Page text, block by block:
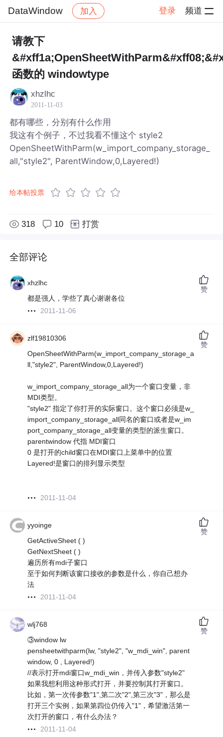
DataWindow 加入 登录 频道
社区 DataWindow
请教下
函数的 windowtype
xhzlhc
2011-11-03
都有哪些，分别有什么作用
我这有个例子，不过我看不懂这个 style2
OpenSheetWithParm(w_import_company_storage_
all,"style2", ParentWindow,0,Layered!)
给本帖投票
318 10 打赏
全部评论
xhzlhc
都是强人，学些了真心谢谢各位
2011-11-06
赞
zlf19810306
OpenSheetWithParm(w_import_company_storage_a
ll,"style2", ParentWindow,0,Layered!)
w_import_company_storage_all为一个窗口变量，非
MDI类型。
"style2" 指定了你打开的实际窗口。这个窗口必须是w_
import_company_storage_all同名的窗口或者是w_im
port_company_storage_all变量的类型的派生窗口。
parentwindow 代指 MDI窗口
0 是打开的child窗口在MDI窗口上菜单中的位置
Layered!是窗口的排列显示类型
2011-11-04
赞
yyoinge
GetActiveSheet ( )
GetNextSheet ( )
遍历所有mdi子窗口
至于如何判断该窗口接收的参数是什么，你自己想办
法
2011-11-04
赞
wlj768
③window lw
pensheetwithparm(lw, "style2", "w_mdi_win", parent
window, 0 , Layered!)
//表示打开mdi窗口w_mdi_win，并传入参数"style2"
如果我想利用这种形式打开，并要控制其打开窗口。
比如，第一次传参数"1",第二次"2",第三次"3"，那么是
打开三个实例，如果第四位仍传入"1"，希望激活第一
次打开的窗口，有什么办法？
2011-11-04
赞